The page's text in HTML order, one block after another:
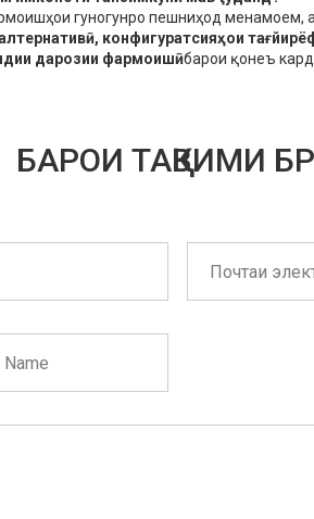
гуногунро пешниҳод менамоем,
конфигуратсияҳои
дарозии фармоишӣбарои қонеъ
БАРОИ ТАҚВИМИ